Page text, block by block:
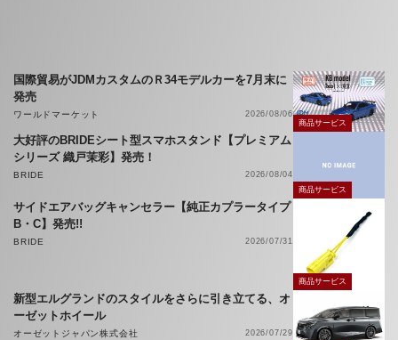
国際貿易がJDMカスタムのＲ34モデルカーを7月末に
発売
ワールドマーケット
2026/08/06
商品サービス
大好評のBRIDEシート型スマホスタンド【プレミアム
シリーズ 織戸茉彩】発売！
BRIDE
2026/08/04
商品サービス
サイドエアバッグキャンセラー【純正カプラータイプ
B・C】発売!!
BRIDE 2026/07/31
商品サービス
新型エルグランドのスタイルをさらに引き立てる、オ
ーゼットホイール
オーゼットジャパン株式会社
2026/07/29